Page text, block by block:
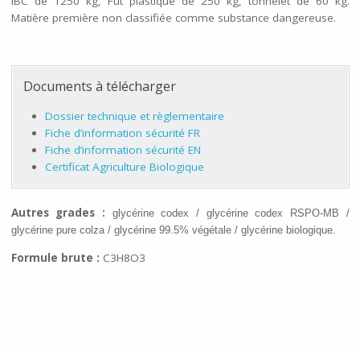
Matière première non classifiée comme substance dangereuse.
Documents à télécharger
Dossier technique et règlementaire
Fiche d’information sécurité FR
Fiche d’information sécurité EN
Certificat Agriculture Biologique
Autres grades : glycérine codex / glycérine codex RSPO-MB /
glycérine pure colza / glycérine 99.5% végétale / glycérine biologique.
Formule brute : C3H8O3